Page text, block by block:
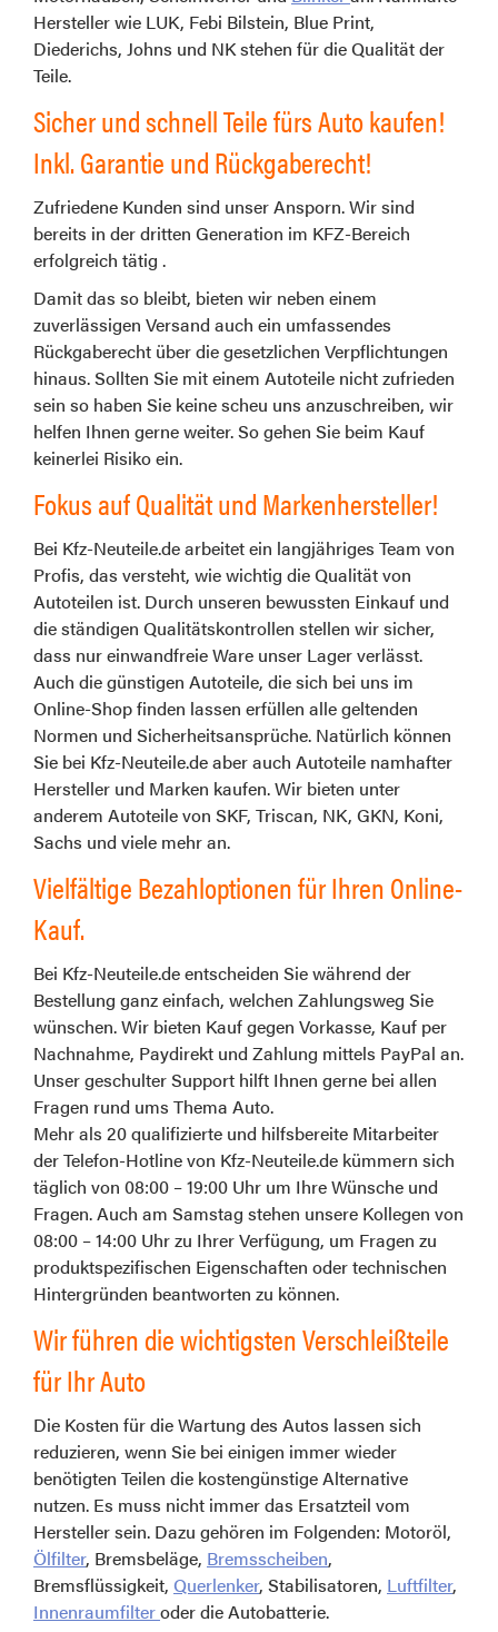
Hersteller wie LUK, Febi Bilstein, Blue Print,
Diederichs, Johns und NK stehen für die Qualität der
Teile.
Sicher und schnell Teile fürs Auto kaufen!
Inkl. Garantie und Rückgaberecht!
Zufriedene Kunden sind unser Ansporn. Wir sind
bereits in der dritten Generation im KFZ-Bereich
erfolgreich tätig .
Damit das so bleibt, bieten wir neben einem
zuverlässigen Versand auch ein umfassendes
Rückgaberecht über die gesetzlichen Verpflichtungen
hinaus. Sollten Sie mit einem Autoteile nicht zufrieden
sein so haben Sie keine scheu uns anzuschreiben, wir
helfen Ihnen gerne weiter. So gehen Sie beim Kauf
keinerlei Risiko ein.
Fokus auf Qualität und Markenhersteller!
Bei Kfz-Neuteile.de arbeitet ein langjähriges Team von
Profis, das versteht, wie wichtig die Qualität von
Autoteilen ist. Durch unseren bewussten Einkauf und
die ständigen Qualitätskontrollen stellen wir sicher,
dass nur einwandfreie Ware unser Lager verlässt.
Auch die günstigen Autoteile, die sich bei uns im
Online-Shop finden lassen erfüllen alle geltenden
Normen und Sicherheitsansprüche. Natürlich können
Sie bei Kfz-Neuteile.de aber auch Autoteile namhafter
Hersteller und Marken kaufen. Wir bieten unter
anderem Autoteile von SKF, Triscan, NK, GKN, Koni,
Sachs und viele mehr an.
Vielfältige Bezahloptionen für Ihren Online-
Kauf.
Bei Kfz-Neuteile.de entscheiden Sie während der
Bestellung ganz einfach, welchen Zahlungsweg Sie
wünschen. Wir bieten Kauf gegen Vorkasse, Kauf per
Nachnahme, Paydirekt und Zahlung mittels PayPal an.
Unser geschulter Support hilft Ihnen gerne bei allen
Fragen rund ums Thema Auto.
Mehr als 20 qualifizierte und hilfsbereite Mitarbeiter
der Telefon-Hotline von Kfz-Neuteile.de kümmern sich
täglich von 08:00 – 19:00 Uhr um Ihre Wünsche und
Fragen. Auch am Samstag stehen unsere Kollegen von
08:00 – 14:00 Uhr zu Ihrer Verfügung, um Fragen zu
produktspezifischen Eigenschaften oder technischen
Hintergründen beantworten zu können.
Wir führen die wichtigsten Verschleißteile
für Ihr Auto
Die Kosten für die Wartung des Autos lassen sich
reduzieren, wenn Sie bei einigen immer wieder
benötigten Teilen die kostengünstige Alternative
nutzen. Es muss nicht immer das Ersatzteil vom
Hersteller sein. Dazu gehören im Folgenden: Motoröl,
Ölfilter, Bremsbeläge, Bremsscheiben,
Bremsflüssigkeit, Querlenker, Stabilisatoren, Luftfilter,
Innenraumfilteroder die Autobatterie.